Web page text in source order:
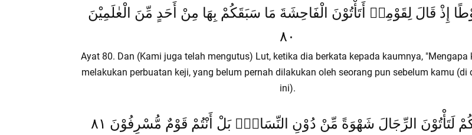
إِذْ قَالَ لِقَوْمِهٖ أَتَأْتُوْنَ الْفَاحِشَةَ مَا سَبَقَكُمْ بِهَا مِنْ أَحَدٍ مِّنَ الْعٰلَمِيْنَ
٨٠
Ayat 80. Dan (Kami juga telah mengutus) Lut, ketika dia berkata kepada kaumnya, "Mengapa
melakukan perbuatan keji, yang belum pernah dilakukan oleh seorang pun sebelum kamu (di
ini).
لَتَأْتُوْنَ الرِّجَالَ شَهْوَةً مِّنْ دُوْنِ النِّسَاءِۚ بَلْ أَنْتُمْ قَوْمٌ مُّسْرِفُوْنَ ٨١